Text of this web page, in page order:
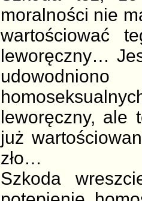
moralności nie
wartościować
leworęczny…
udowodniono
leworęczny,
już
zło…
Szkoda